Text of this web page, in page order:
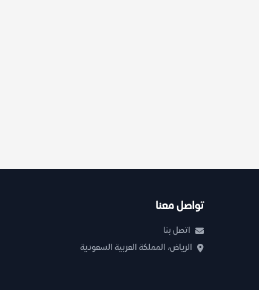
تواصل معنا
اتصل بنا
الرياض، المملكة العربية السعودية